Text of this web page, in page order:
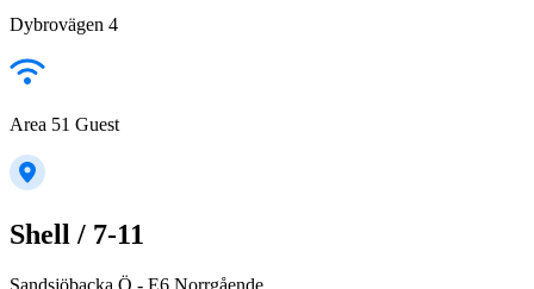
Dybrovägen 4
Area 51 Guest
Shell / 7-11
Sandsjöbacka Ö - E6 Norrgående